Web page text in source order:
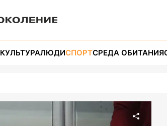
КУЛЬТУРАЛЮДИСПОРТСРЕДА ОБИТАНИЯ